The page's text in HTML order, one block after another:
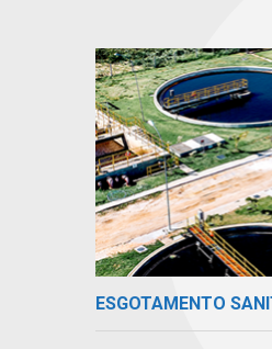
ESGOTAMENTO